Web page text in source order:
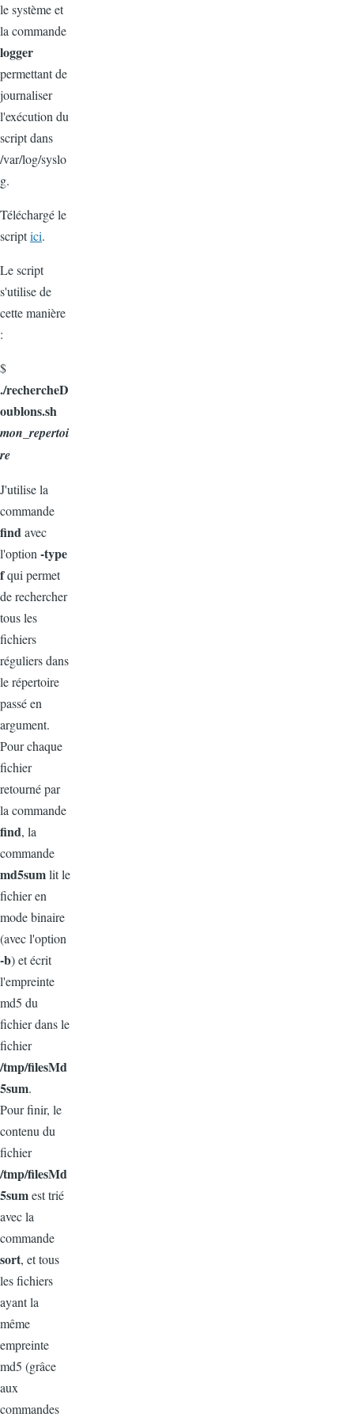
le système et
la commande
logger
permettant de
journaliser
l'exécution du
script dans
/var/log/syslo
g.
Téléchargé le
scriptici.
Le script
s'utilise de
cette manière
:
$
./rechercheD
oublons.sh
mon_repertoi
re
J'utilise la
commande
findavec
l'option -type
fqui permet
de rechercher
tous les
fichiers
réguliers dans
le répertoire
passé en
argument.
Pour chaque
fichier
retourné par
la commande
find, la
commande
md5sumlit le
fichier en
mode binaire
(avec l'option
-b) et écrit
l'empreinte
md5 du
fichier dans le
fichier
/tmp/filesMd
5sum.
Pour finir, le
contenu du
fichier
/tmp/filesMd
5sumest trié
avec la
commande
sort, et tous
les fichiers
ayant la
même
empreinte
md5 (grâce
aux
commandes